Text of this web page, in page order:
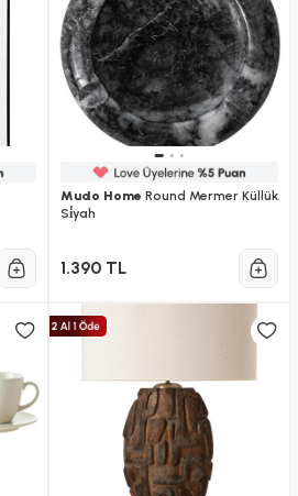
Mudo Home Round Mermer Küllük
Si̇yah
1.390 TL